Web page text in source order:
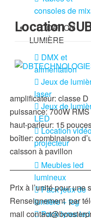
consoles de
LOCATION
LUMIÈRE
DMX et
alimentation
Jeux de
laser
Jeux de
LED
Location
projecteur
Meubles led
lumineux
Pack jeux de
lumière + fog
Pack lyres led
Location
amplificateur: classe D
puissance: 700W
haut-parleur: 15
boîtier: combinaison
caisson à pavillon
Prix à l’unité pour une
Renseignement par
mail